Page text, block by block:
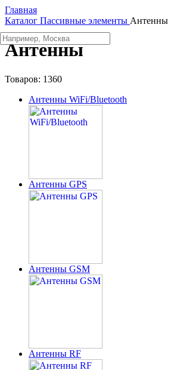
Главная
Каталог Пассивные элементы Антенны
Антенны
Товаров: 1360
Антенны WiFi/Bluetooth
Антенны GPS
Антенны GSM
Антенны RF